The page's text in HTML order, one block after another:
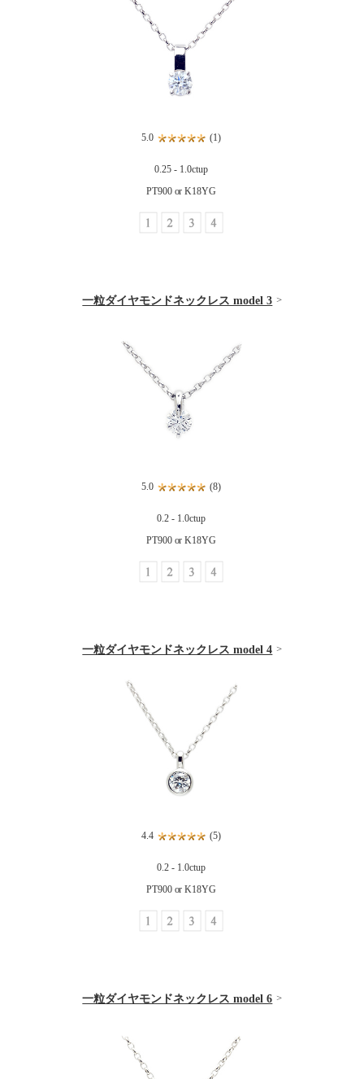
5.0 (1)
0.25 - 1.0ctup
PT900 or K18YG
一粒ダイヤモンドネックレス model 3
5.0 (8)
0.2 - 1.0ctup
PT900 or K18YG
一粒ダイヤモンドネックレス model 4
4.4 (5)
0.2 - 1.0ctup
PT900 or K18YG
一粒ダイヤモンドネックレス model 6